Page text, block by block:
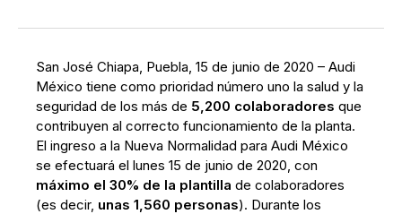
Facebook
Pinterest
LinkedInWhatsApp
Email
San José Chiapa, Puebla, 15 de junio de 2020 – Audi
México tiene como prioridad número uno la salud y la
seguridad de los más de 5,200 colaboradores que
contribuyen al correcto funcionamiento de la planta.
El ingreso a la Nueva Normalidad para Audi México
se efectuará el lunes 15 de junio de 2020, con
máximo el 30% de la plantilla de colaboradores
(es decir, unas 1,560 personas). Durante los